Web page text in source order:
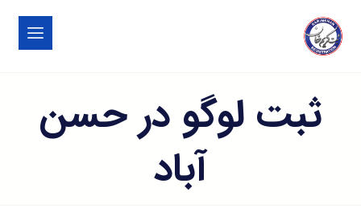
ثبت لوگو در حسن
آباد